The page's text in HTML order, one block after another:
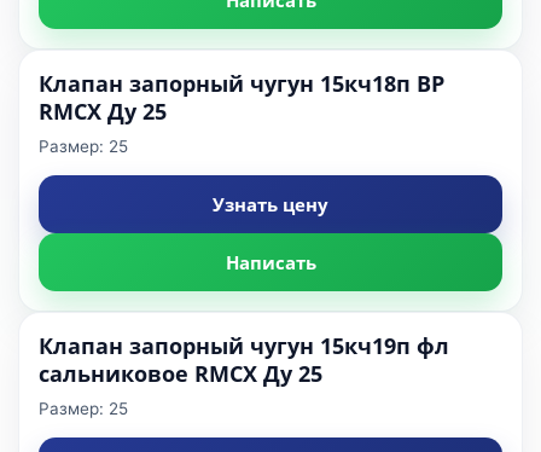
Клапан запорный чугун 15кч18п ВР
RMCX Ду 25
Размер: 25
Узнать цену
Написать
Клапан запорный чугун 15кч19п фл
сальниковое RMCX Ду 25
Размер: 25